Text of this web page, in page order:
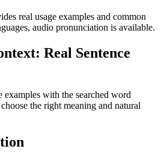
real usage examples and common
audio pronunciation is available.
Real Sentence
examples with the searched word
the right meaning and natural